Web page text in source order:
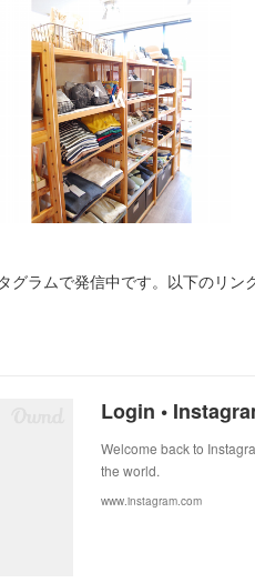
グラムで発信中です。以下のリン
Login •
Welcome back to
the world.
www.instagram.com